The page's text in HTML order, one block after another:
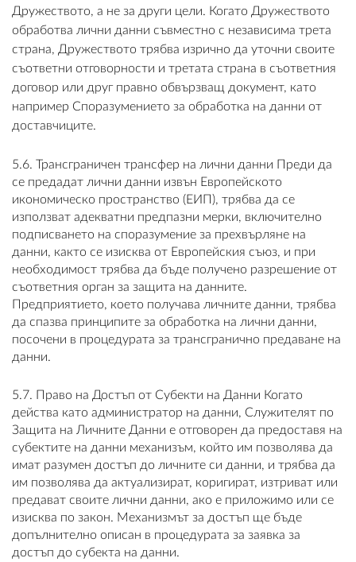
Дружеството, а не за други цели. Когато Дружеството
обработва лични данни съвместно с независима трета
страна, Дружеството трябва изрично да уточни своите
съответни отговорности и третата страна в съответния
договор или друг правно обвързващ документ, като
например Споразумението за обработка на данни от
доставчиците.
5.6. Трансграничен трансфер на лични данни Преди да
се предадат лични данни извън Европейското
икономическо пространство (ЕИП), трябва да се
използват адекватни предпазни мерки, включително
подписването на споразумение за прехвърляне на
данни, както се изисква от Европейския съюз, и при
необходимост трябва да бъде получено разрешение от
съответния орган за защита на данните.
Предприятието, което получава личните данни, трябва
да спазва принципите за обработка на лични данни,
посочени в процедурата за трансгранично предаване на
данни.
5.7. Право на Достъп от Субекти на Данни Когато
действа като администратор на данни, Служителят по
Защита на Личните Данни е отговорен да предоставя на
субектите на данни механизъм, който им позволява да
имат разумен достъп до личните си данни, и трябва да
им позволява да актуализират, коригират, изтриват или
предават своите лични данни, ако е приложимо или се
изисква по закон. Механизмът за достъп ще бъде
допълнително описан в процедурата за заявка за
достъп до субекта на данни.